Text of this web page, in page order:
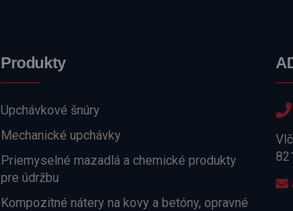
Produkty
Upchávkové šnúry
Mechanické upchávky
Priemyselné mazadlá a chemické produkty
pre údržbu
Kompozitné nátery na kovy a betóny, opravné